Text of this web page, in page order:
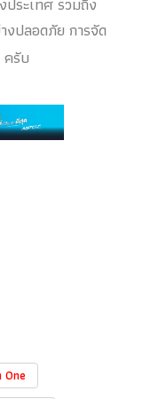
งปลอดภัย การจัด
ครับ
One